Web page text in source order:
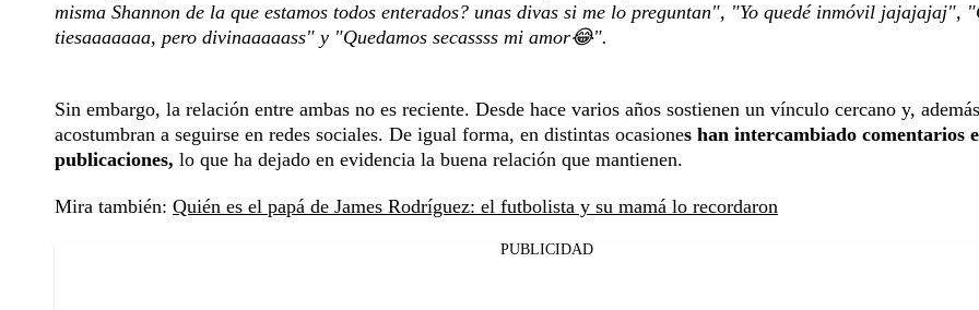
misma Shannon de la que estamos todos enterados? unas divas si me lo preguntan", "Yo quedé inmóvil jajajajaj",
tiesaaaaaaa, pero divinaaaaass" y "Quedamos secassss mi amor😂".
Sin embargo, la relación entre ambas no es reciente. Desde hace varios años sostienen un vínculo cercano y,
acostumbran a seguirse en redes sociales. De igual forma, en distintas ocasiones han intercambiado comentarios
publicaciones, lo que ha dejado en evidencia la buena relación que mantienen.
Mira también: Quién es el papá de James Rodríguez: el futbolista y su mamá lo recordaron
PUBLICIDAD